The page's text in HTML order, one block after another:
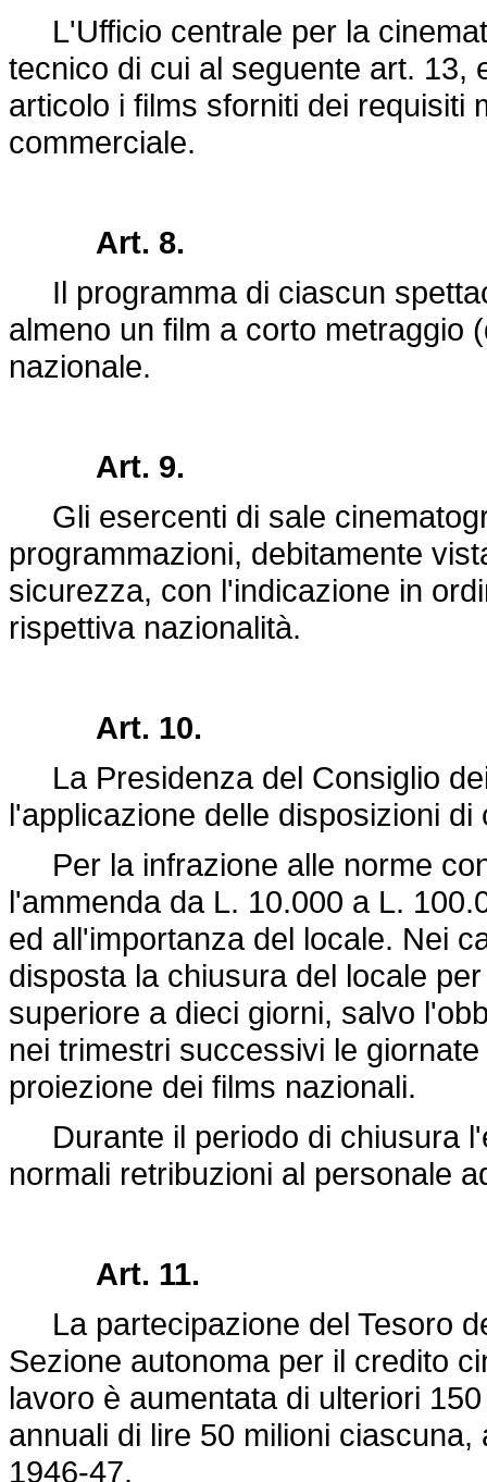
L'Ufficio centrale per la
tecnico di cui al seguente art. 13,
articolo i films sforniti dei requisiti
commerciale.
Art. 8.
Il programma di ciascun
almeno un film a corto metraggio
nazionale.
Art. 9.
Gli esercenti di sale
programmazioni, debitamente
sicurezza, con l'indicazione in
rispettiva nazionalità.
Art. 10.
La Presidenza del Consiglio
l'applicazione delle disposizioni
Per la infrazione alle norme
l'ammenda da L. 10.000 a L.
ed all'importanza del locale. Nei
disposta la chiusura del locale
superiore a dieci giorni, salvo
nei trimestri successivi le
proiezione dei films nazionali.
Durante il periodo di chiusura
normali retribuzioni al personale
Art. 11.
La partecipazione del Tesoro
Sezione autonoma per il credito
lavoro è aumentata di ulteriori
annuali di lire 50 milioni
1946-47.